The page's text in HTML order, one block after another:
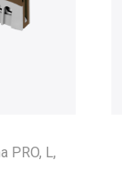
PRO, L,